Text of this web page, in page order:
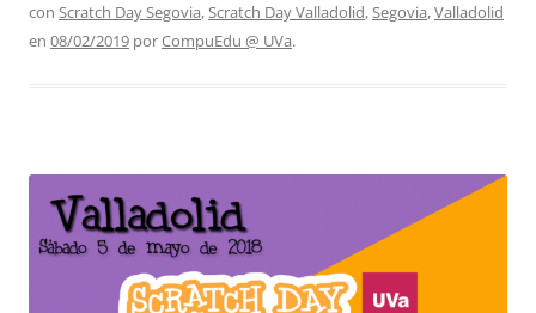
con Scratch Day Segovia,Scratch Day Valladolid,Segovia,Valladolid
en 08/02/2019 porCompuEdu @ UVa.